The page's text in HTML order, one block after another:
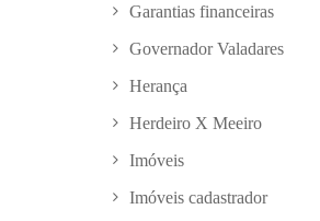
Garantias financeiras
Governador Valadares
Herança
Herdeiro X Meeiro
Imóveis
Imóveis cadastrador